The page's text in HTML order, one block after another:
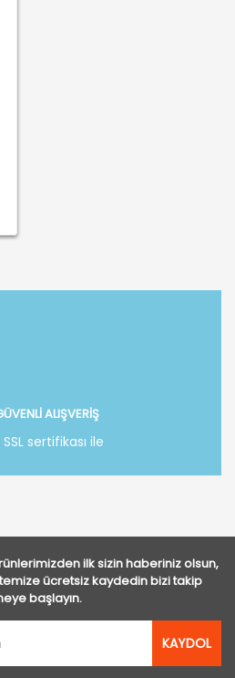
ALIŞVERİŞ
sertifikası ile
ilk sizin haberiniz olsun,
ücretsiz kaydedin bizi takip
başlayın.
KAYDOL